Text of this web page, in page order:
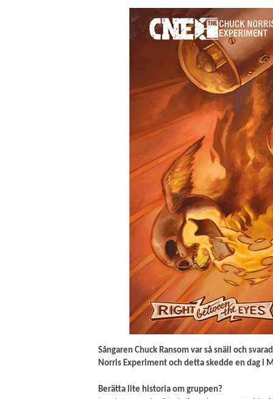
Sångaren Chuck Ransom var så snäll och
Norris Experiment och detta skedde en dag i
Berätta lite historia om gruppen?